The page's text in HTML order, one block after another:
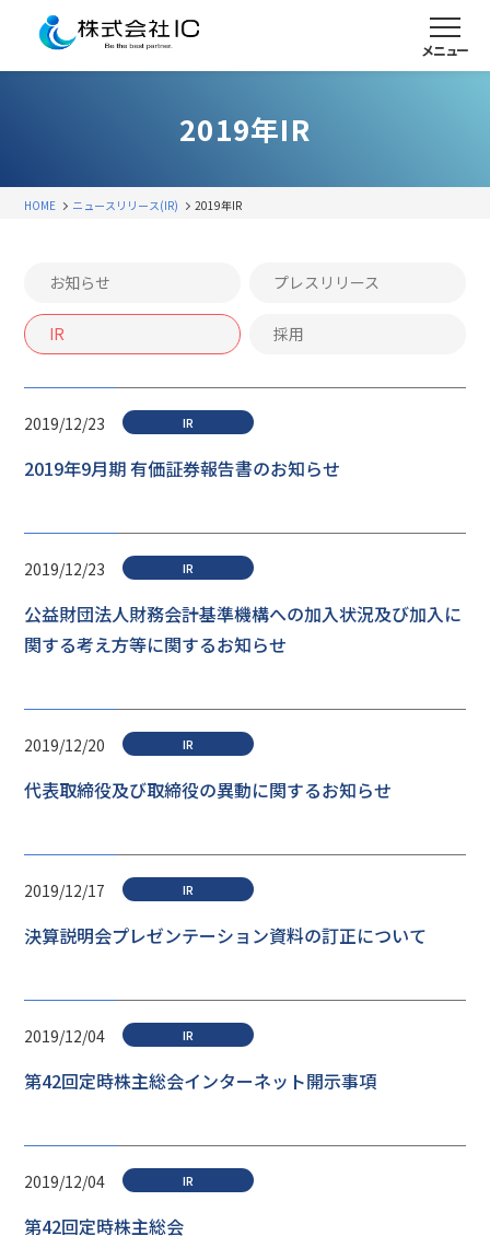
メニュー
2019年IR
HOME ニュースリリース(IR) 2019年IR
お知らせ プレスリリース
IR 採用
2019/12/23 IR
2019年9月期 有価証券報告書のお知らせ
2019/12/23 IR
公益財団法人財務会計基準機構への加入状況及び加入に
関する考え方等に関するお知らせ
2019/12/20 IR
代表取締役及び取締役の異動に関するお知らせ
2019/12/17 IR
決算説明会プレゼンテーション資料の訂正について
2019/12/04 IR
第42回定時株主総会インターネット開示事項
2019/12/04 IR
第42回定時株主総会